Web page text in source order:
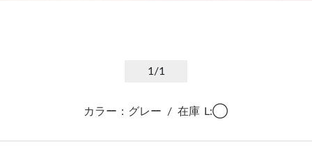
1/1
カラー：グレー / 在庫 L:◯